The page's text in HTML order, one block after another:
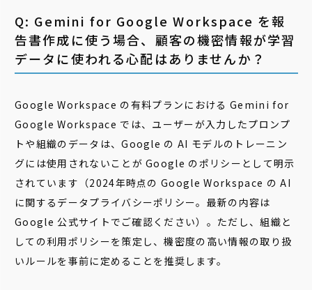
Q: Gemini for Google Workspace を報
告書作成に使う場合、顧客の機密情報が学習
データに使われる心配はありませんか？
Google Workspace の有料プランにおける Gemini for
Google Workspace では、ユーザーが入力したプロンプ
トや組織のデータは、Google の AI モデルのトレーニン
グには使用されないことが Google のポリシーとして明示
されています（2024年時点の Google Workspace の AI
に関するデータプライバシーポリシー。最新の内容は
Google 公式サイトでご確認ください）。ただし、組織と
しての利用ポリシーを策定し、機密度の高い情報の取り扱
いルールを事前に定めることを推奨します。